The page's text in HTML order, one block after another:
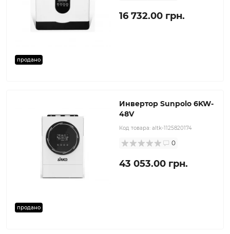
продано
16 732.00 грн.
продано
Инвертор Sunpolo 6KW-
48V
Код товара: altk-1125820174
0
43 053.00 грн.